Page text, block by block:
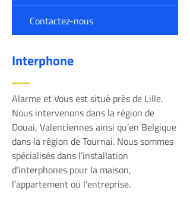
Contactez-nous
Interphone
Alarme et Vous est situé près de Lille.
Nous intervenons dans la région de
Douai, Valenciennes ainsi qu’en Belgique
dans la région de Tournai. Nous sommes
spécialisés dans l’installation
d’interphones pour la maison,
l’appartement ou l’entreprise.